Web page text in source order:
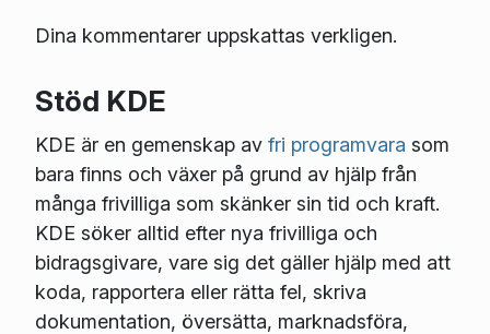
Dina kommentarer uppskattas verkligen.
Stöd KDE
KDE är en gemenskap av fri programvara som
bara finns och växer på grund av hjälp från
många frivilliga som skänker sin tid och kraft.
KDE söker alltid efter nya frivilliga och
bidragsgivare, vare sig det gäller hjälp med att
koda, rapportera eller rätta fel, skriva
dokumentation, översätta, marknadsföra,